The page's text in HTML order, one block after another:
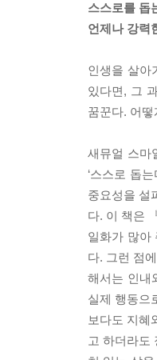
스스로를 돕
언제나 강력
인생을 살아
있다면, 그
꿈꾼다. 어
새뮤얼 스마
‘스스로 돕
중요성을 설
다. 이 책은
일화가 많아
다. 그런 점
해서는 인내
실제 행동으
보다도 지혜
고 하더라도